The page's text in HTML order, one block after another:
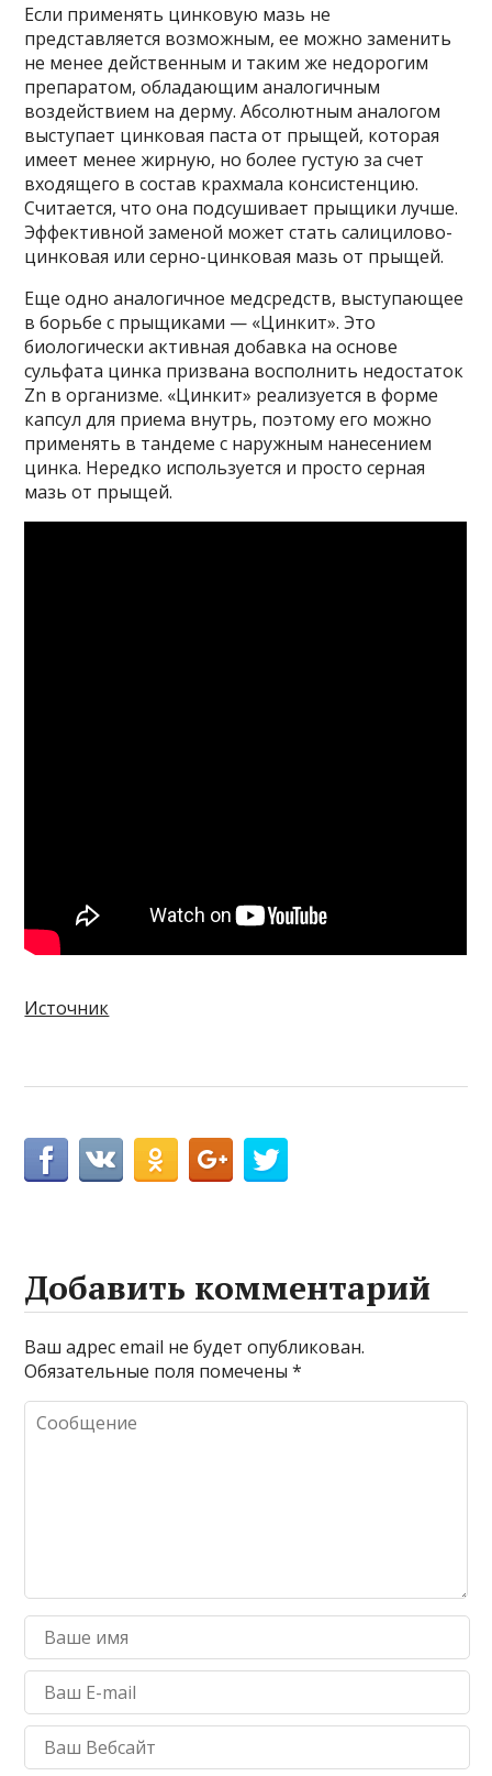
Если применять цинковую мазь не
представляется возможным, ее можно заменить
не менее действенным и таким же недорогим
препаратом, обладающим аналогичным
воздействием на дерму. Абсолютным аналогом
выступает цинковая паста от прыщей, которая
имеет менее жирную, но более густую за счет
входящего в состав крахмала консистенцию.
Считается, что она подсушивает прыщики лучше.
Эффективной заменой может стать салицилово-
цинковая или серно-цинковая мазь от прыщей.
Еще одно аналогичное медсредств, выступающее
в борьбе с прыщиками — «Цинкит». Это
биологически активная добавка на основе
сульфата цинка призвана восполнить недостаток
Zn в организме. «Цинкит» реализуется в форме
капсул для приема внутрь, поэтому его можно
применять в тандеме с наружным нанесением
цинка. Нередко используется и просто серная
мазь от прыщей.
Источник
Добавить комментарий
Ваш адрес email не будет опубликован.
Обязательные поля помечены*